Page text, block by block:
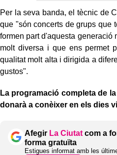
Per la seva banda, el tècnic de
que "són concerts de grups que
formen part d'aquesta generació
molt diversa i que ens permet
qualitat molt alta i dirigida a
gustos".
La programació completa de
donarà a conèixer en els dies
Afegir La Ciutat com a
forma gratuïta
Estigues informat amb les